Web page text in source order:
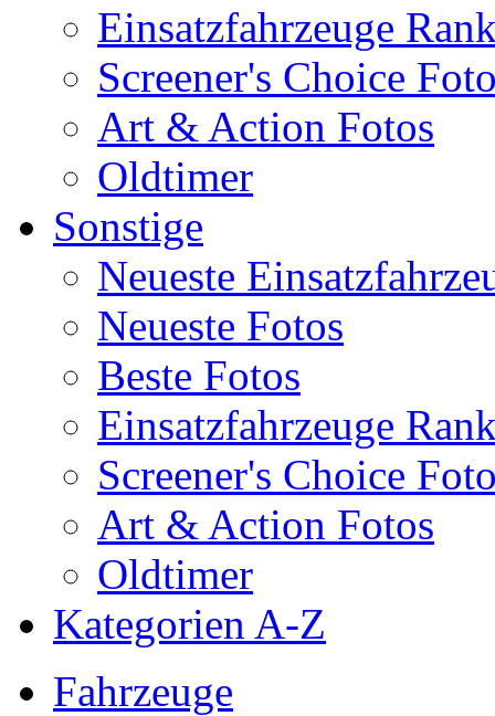
Einsatzfahrzeuge
Screener's Choice
Art & Action Fotos
Oldtimer
Sonstige
Neueste
Neueste Fotos
Beste Fotos
Einsatzfahrzeuge
Screener's Choice
Art & Action Fotos
Oldtimer
Kategorien A-Z
Fahrzeuge